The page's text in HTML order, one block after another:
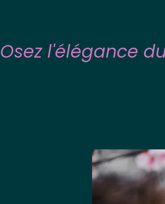
Osez l'élégance